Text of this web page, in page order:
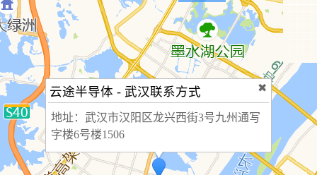
✖
云途半导体 - 武汉联系方式
地址： 武汉市汉阳区龙兴西街3号九州通写
字楼6号楼1506